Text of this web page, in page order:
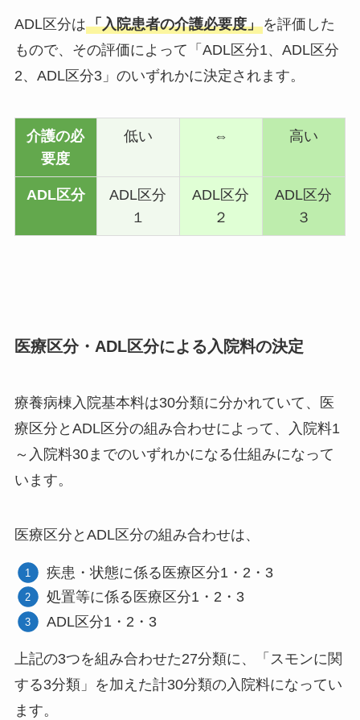
ADL区分は「入院患者の介護必要度」を評価した
もので、その評価によって「ADL区分1、ADL区分
2、ADL区分3」のいずれかに決定されます。
介護の必
要度
低い ⇔ 高い
ADL区分
ADL区分
１
ADL区分
２
ADL区分
３
医療区分・ADL区分による入院料の決定
療養病棟入院基本料は30分類に分かれていて、医
療区分とADL区分の組み合わせによって、入院料1
～入院料30までのいずれかになる仕組みになって
います。
医療区分とADL区分の組み合わせは、
疾患・状態に係る医療区分1・2・3
処置等に係る医療区分1・2・3
ADL区分1・2・3
上記の3つを組み合わせた27分類に、「スモンに関
する3分類」を加えた計30分類の入院料になってい
ます。